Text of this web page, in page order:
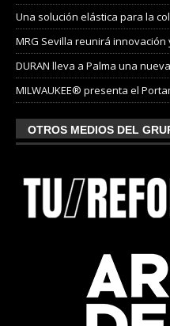
Una solución elástica para la
MRG Sevilla reunirá
DURAN lleva a Palma una
MILWAUKEE® presenta el
OTROS MEDIOS DEL